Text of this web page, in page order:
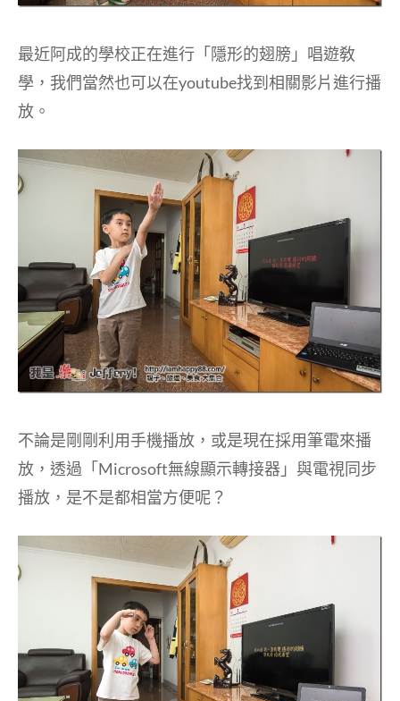
最近阿成的學校正在進行「隱形的翅膀」唱遊敎
學，我們當然也可以在youtube找到相關影片進行播
放。
不論是剛剛利用手機播放，或是現在採用筆電來播
放，透過「Microsoft無線顯示轉接器」與電視同步
播放，是不是都相當方便呢？